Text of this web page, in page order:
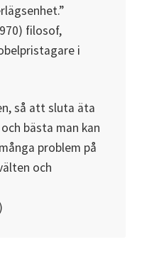
filosof,
i
så att sluta äta
bästa man kan
problem på
och